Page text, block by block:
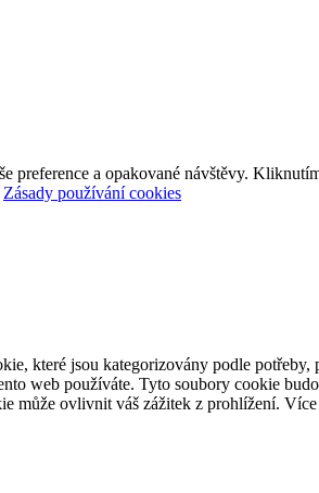
preference a opakované návštěvy.
Zásady používání cookies
které jsou kategorizovány podle potřeby,
web používáte. Tyto soubory cookie
může ovlivnit váš zážitek z prohlížení.